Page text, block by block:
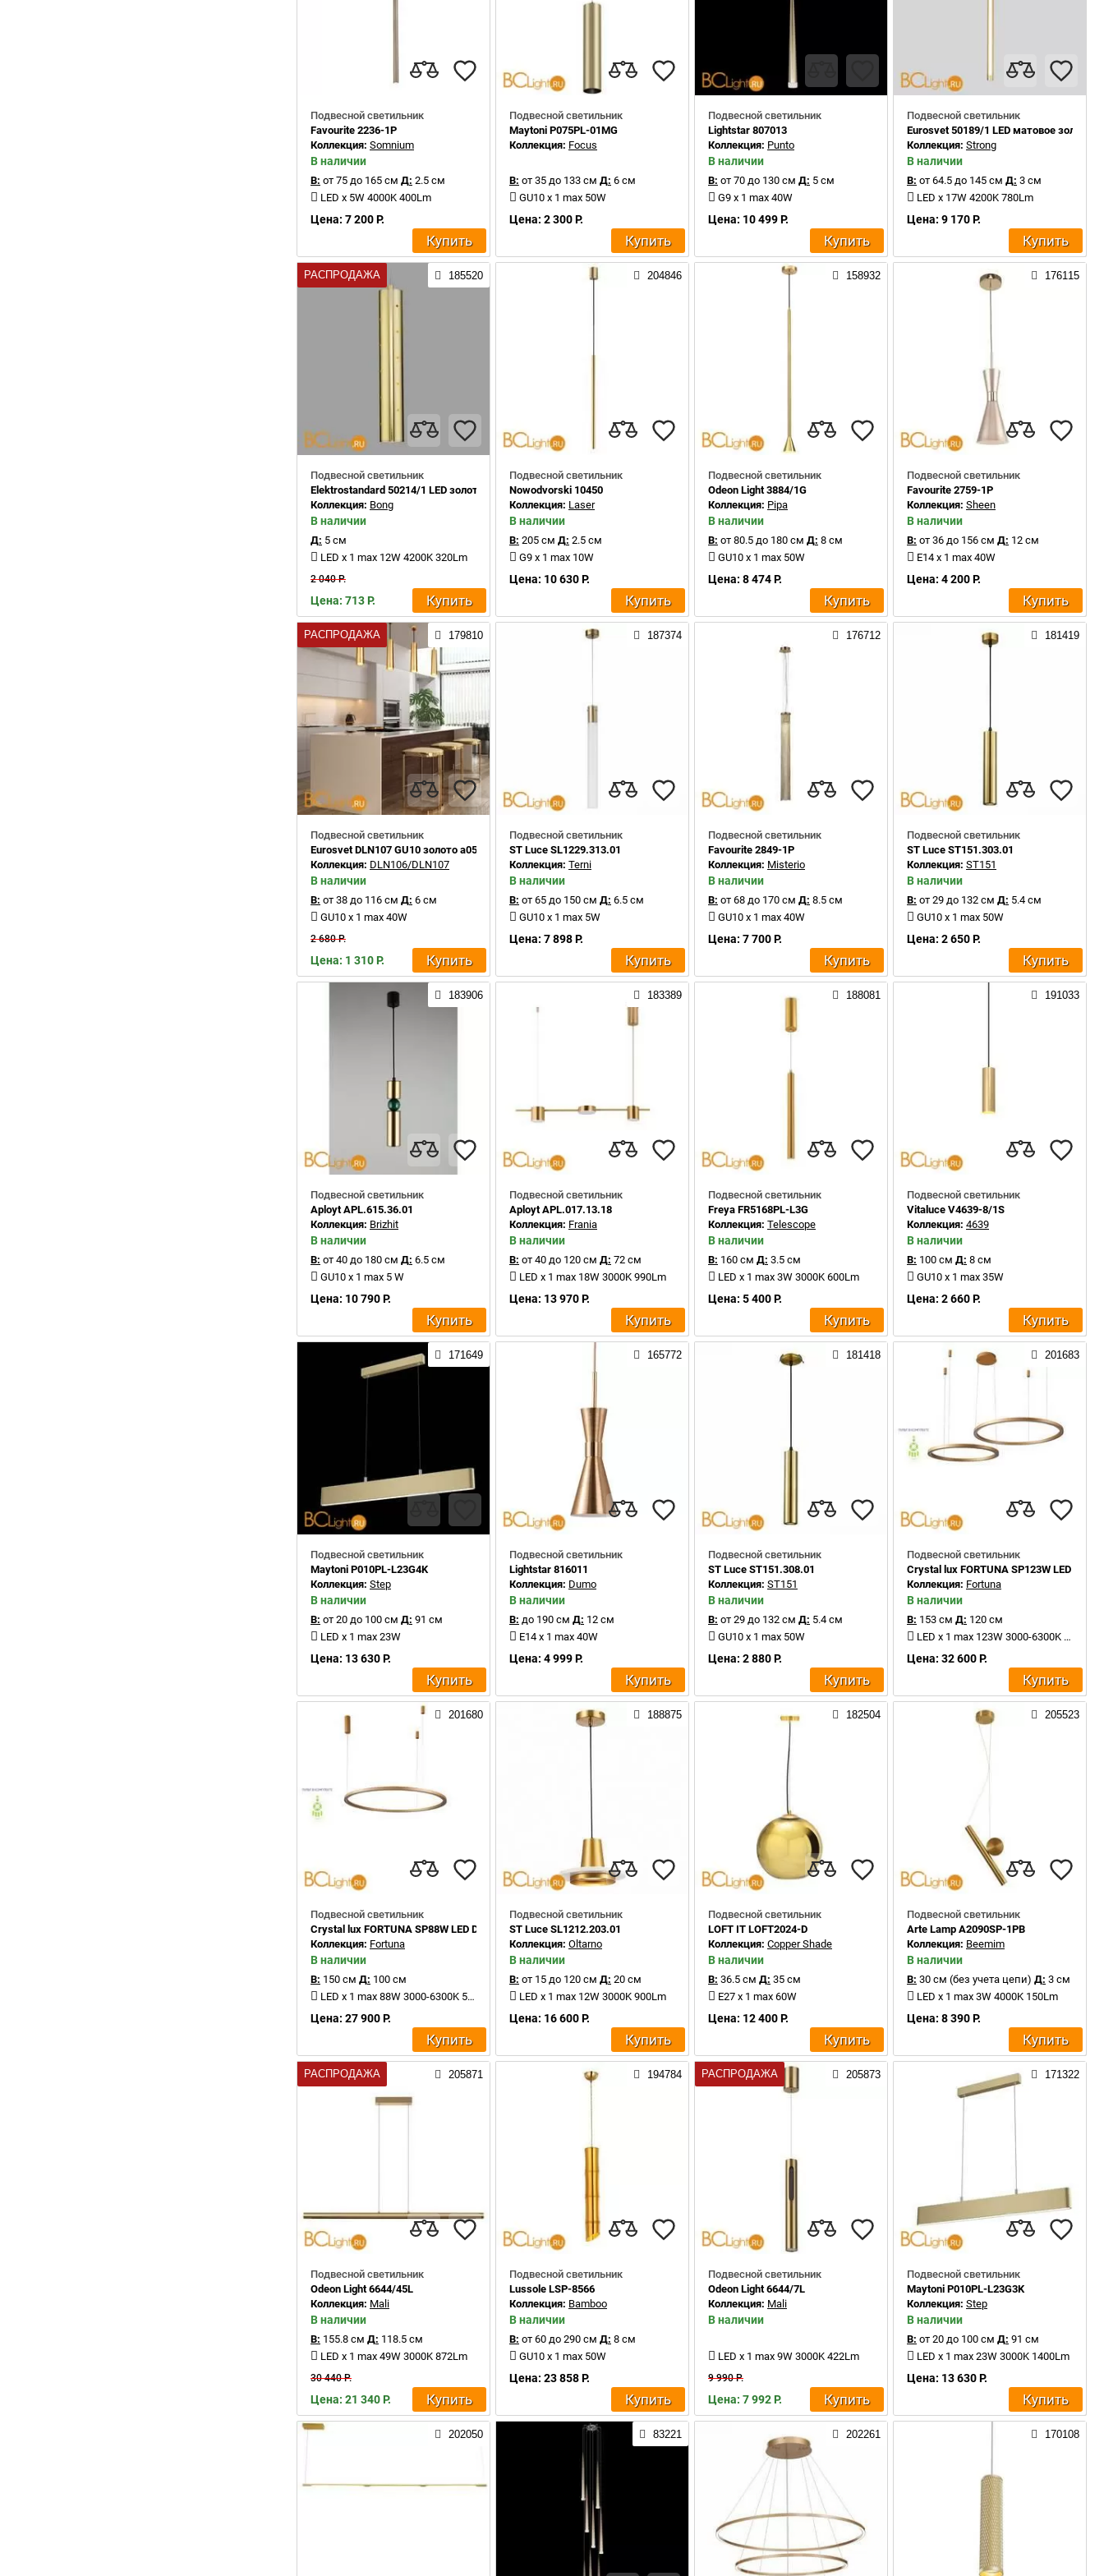
Подвесной светильник
Favourite 2236-1P
Коллекция: Somnium
В наличии
В: от 75 до 165 см Д: 2.5 см
LED x 5W 4000K 400Lm
Цена: 7 200 Р.
Купить
Подвесной светильник
Maytoni P075PL-01MG
Коллекция: Focus
В: от 35 до 133 см Д: 6 см
GU10 x 1 max 50W
Цена: 2 300 Р.
Купить
Подвесной светильник
Lightstar 807013
Коллекция: Punto
В наличии
В: от 70 до 130 см Д: 5 см
G9 x 1 max 40W
Цена: 10 499 Р.
Купить
Подвесной светильник
Eurosvet 50189/1 LED матовое золото
Коллекция: Strong
В наличии
В: от 64.5 до 145 см Д: 3 см
LED x 17W 4200K 780Lm
Цена: 9 170 Р.
Купить
РАСПРОДАЖА 185520
Подвесной светильник
Elektrostandard 50214/1 LED золото a055667
Коллекция: Bong
В наличии
Д: 5 см
LED x 1 max 12W 4200K 320Lm
2 040 Р.
Цена: 713 Р. Купить
204846
Подвесной светильник
Nowodvorski 10450
Коллекция: Laser
В наличии
В: 205 см Д: 2.5 см
G9 x 1 max 10W
Цена: 10 630 Р.
Купить
158932
Подвесной светильник
Odeon Light 3884/1G
Коллекция: Pipa
В наличии
В: от 80.5 до 180 см Д: 8 см
GU10 x 1 max 50W
Цена: 8 474 Р.
Купить
176115
Подвесной светильник
Favourite 2759-1P
Коллекция: Sheen
В наличии
В: от 36 до 156 см Д: 12 см
E14 x 1 max 40W
Цена: 4 200 Р.
Купить
РАСПРОДАЖА 179810
Подвесной светильник
Eurosvet DLN107 GU10 золото a055578
Коллекция: DLN106/DLN107
В наличии
В: от 38 до 116 см Д: 6 см
GU10 x 1 max 40W
2 680 Р.
Цена: 1 310 Р. Купить
187374
Подвесной светильник
ST Luce SL1229.313.01
Коллекция: Terni
В наличии
В: от 65 до 150 см Д: 6.5 см
GU10 x 1 max 5W
Цена: 7 898 Р.
Купить
176712
Подвесной светильник
Favourite 2849-1P
Коллекция: Misterio
В наличии
В: от 68 до 170 см Д: 8.5 см
GU10 x 1 max 40W
Цена: 7 700 Р.
Купить
181419
Подвесной светильник
ST Luce ST151.303.01
Коллекция: ST151
В наличии
В: от 29 до 132 см Д: 5.4 см
GU10 x 1 max 50W
Цена: 2 650 Р.
Купить
183906
Подвесной светильник
Aployt APL.615.36.01
Коллекция: Brizhit
В наличии
В: от 40 до 180 см Д: 6.5 см
GU10 x 1 max 5 W
Цена: 10 790 Р.
Купить
183389
Подвесной светильник
Aployt APL.017.13.18
Коллекция: Frania
В наличии
В: от 40 до 120 см Д: 72 см
LED x 1 max 18W 3000K 990Lm
Цена: 13 970 Р.
Купить
188081
Подвесной светильник
Freya FR5168PL-L3G
Коллекция: Telescope
В наличии
В: 160 см Д: 3.5 см
LED x 1 max 3W 3000K 600Lm
Цена: 5 400 Р.
Купить
191033
Подвесной светильник
Vitaluce V4639-8/1S
Коллекция: 4639
В наличии
В: 100 см Д: 8 см
GU10 x 1 max 35W
Цена: 2 660 Р.
Купить
171649
Подвесной светильник
Maytoni P010PL-L23G4K
Коллекция: Step
В наличии
В: от 20 до 100 см Д: 91 см
LED x 1 max 23W
Цена: 13 630 Р.
Купить
165772
Подвесной светильник
Lightstar 816011
Коллекция: Dumo
В наличии
В: до 190 см Д: 12 см
E14 x 1 max 40W
Цена: 4 999 Р.
Купить
181418
Подвесной светильник
ST Luce ST151.308.01
Коллекция: ST151
В наличии
В: от 29 до 132 см Д: 5.4 см
GU10 x 1 max 50W
Цена: 2 880 Р.
Купить
201683
Подвесной светильник
Crystal lux FORTUNA SP123W LED GOLD
Коллекция: Fortuna
В наличии
В: 153 см Д: 120 см
LED x 1 max 123W 3000-6300K 7200Lm
Цена: 32 600 Р.
Купить
201680
Подвесной светильник
Crystal lux FORTUNA SP88W LED D1000 GOLD
Коллекция: Fortuna
В наличии
В: 150 см Д: 100 см
LED x 1 max 88W 3000-6300K 5200Lm
Цена: 27 900 Р.
Купить
188875
Подвесной светильник
ST Luce SL1212.203.01
Коллекция: Oltarno
В наличии
В: от 15 до 120 см Д: 20 см
LED x 1 max 12W 3000K 900Lm
Цена: 16 600 Р.
Купить
182504
Подвесной светильник
LOFT IT LOFT2024-D
Коллекция: Copper Shade
В наличии
В: 36.5 см Д: 35 см
E27 x 1 max 60W
Цена: 12 400 Р.
Купить
205523
Подвесной светильник
Arte Lamp A2090SP-1PB
Коллекция: Beemim
В наличии
В: 30 см (без учета цепи) Д: 3 см
LED x 1 max 3W 4000K 150Lm
Цена: 8 390 Р.
Купить
РАСПРОДАЖА 205871
Подвесной светильник
Odeon Light 6644/45L
Коллекция: Mali
В наличии
В: 155.8 см Д: 118.5 см
LED x 1 max 49W 3000K 872Lm
30 440 Р.
Цена: 21 340 Р. Купить
194784
Подвесной светильник
Lussole LSP-8566
Коллекция: Bamboo
В наличии
В: от 60 до 290 см Д: 8 см
GU10 x 1 max 50W
Цена: 23 858 Р.
Купить
РАСПРОДАЖА 205873
Подвесной светильник
Odeon Light 6644/7L
Коллекция: Mali
В наличии
LED x 1 max 9W 3000K 422Lm
9 990 Р.
Цена: 7 992 Р. Купить
171322
Подвесной светильник
Maytoni P010PL-L23G3K
Коллекция: Step
В наличии
В: от 20 до 100 см Д: 91 см
LED x 1 max 23W 3000K 1400Lm
Цена: 13 630 Р.
Купить
202050 83221 202261 170108